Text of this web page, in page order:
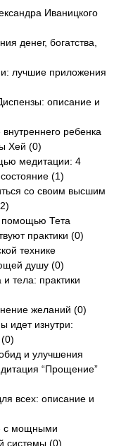
Иваницкого
денег, богатства,
лучшие приложения
описание и
ребенка
Хей (0)
медитации: 4
(1)
со своим высшим
помощью Тета
практики (0)
технике
душу (0)
тела: практики
желаний (0)
идет изнутри:
и улучшения
“Прощение”
всех: описание и
с мощными
системы (0)